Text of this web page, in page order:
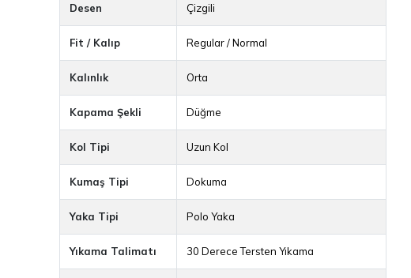
Desen Çizgili
Fit / Kalıp Regular / Normal
Kalınlık Orta
Kapama Şekli Düğme
Kol Tipi Uzun Kol
Kumaş Tipi Dokuma
Yaka Tipi Polo Yaka
Yıkama Talimatı 30 Derece Tersten Yıkama